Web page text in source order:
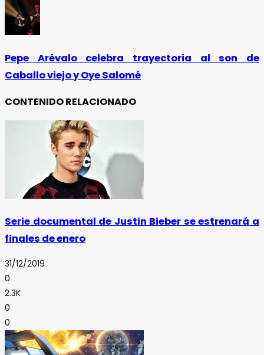
Pepe Arévalo celebra trayectoria al son de
Caballo viejo y Oye Salomé
CONTENIDO RELACIONADO
Serie documental de Justin Bieber se estrenará a
finales de enero
31/12/2019
0
2.3K
0
0